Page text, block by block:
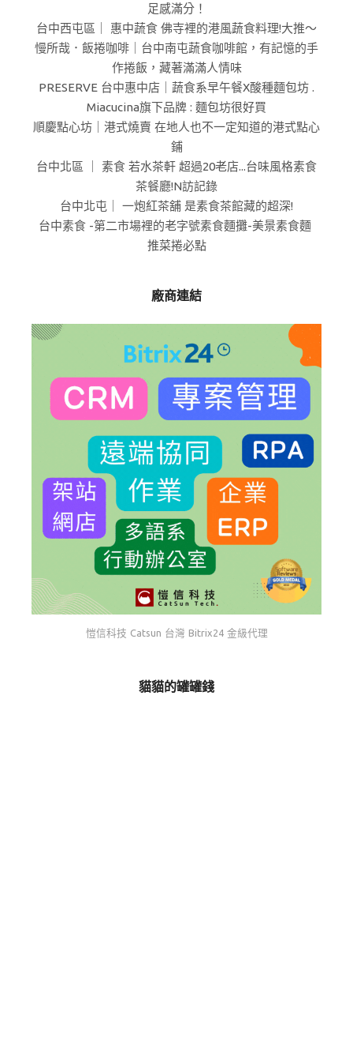
足感滿分！
台中西屯區｜ 惠中蔬食 佛寺裡的港風蔬食料理!大推～
慢所哉．飯捲咖啡｜台中南屯蔬食咖啡館，有記憶的手
作捲飯，藏著滿滿人情味
PRESERVE 台中惠中店｜蔬食系早午餐X酸種麵包坊 .
Miacucina旗下品牌 : 麵包坊很好買
順慶點心坊｜港式燒賣 在地人也不一定知道的港式點心
鋪
台中北區 ｜ 素食 若水茶軒 超過20老店...台味風格素食
茶餐廳!N訪記錄
台中北屯｜ 一炮紅茶舖 是素食茶館藏的超深!
台中素食 -第二市場裡的老字號素食麵攤-美景素食麵
推菜捲必點
廠商連結
愷信科技 Catsun 台灣 Bitrix24 金級代理
貓貓的罐罐錢